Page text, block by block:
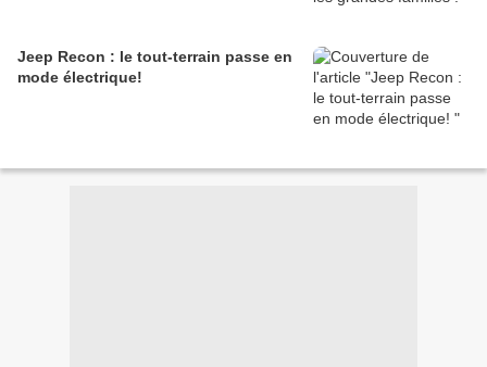
Jeep Recon : le tout-terrain passe en
mode électrique!